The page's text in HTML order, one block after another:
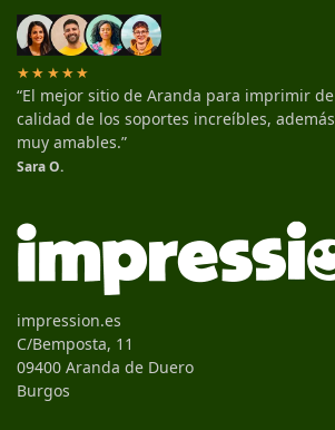
★★★★★
“El mejor sitio de Aranda para imprimir
calidad de los soportes increíbles,
muy amables.”
Sara O.
impression.es
C/Bemposta, 11
09400 Aranda de Duero
Burgos